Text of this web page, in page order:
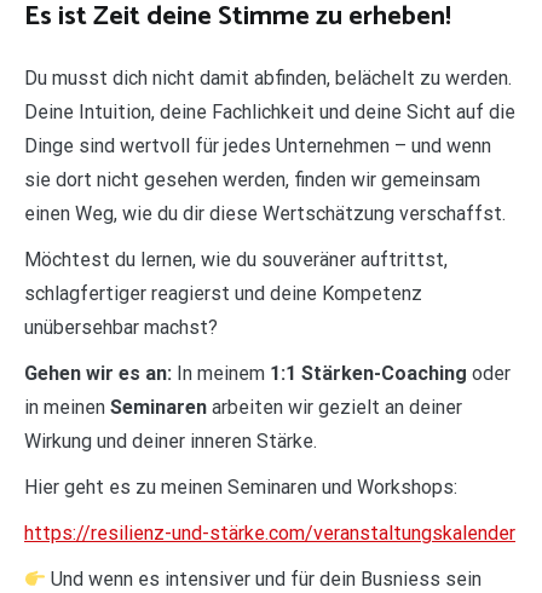
Es ist Zeit deine Stimme zu erheben!
Du musst dich nicht damit abfinden, belächelt zu werden.
Deine Intuition, deine Fachlichkeit und deine Sicht auf die
Dinge sind wertvoll für jedes Unternehmen – und wenn
sie dort nicht gesehen werden, finden wir gemeinsam
einen Weg, wie du dir diese Wertschätzung verschaffst.
Möchtest du lernen, wie du souveräner auftrittst,
schlagfertiger reagierst und deine Kompetenz
unübersehbar machst?
Gehen wir es an: In meinem 1:1 Stärken-Coaching oder
in meinen Seminaren arbeiten wir gezielt an deiner
Wirkung und deiner inneren Stärke.
Hier geht es zu meinen Seminaren und Workshops:
https://resilienz-und-stärke.com/veranstaltungskalender
Und wenn es intensiver und für dein Busniess sein